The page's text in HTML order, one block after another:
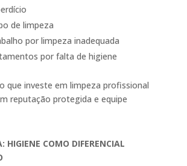
de limpeza
por limpeza inadequada
por falta de higiene
que investe em limpeza profissional
reputação protegida e equipe
HIGIENE COMO DIFERENCIAL